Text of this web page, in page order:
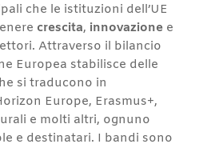
che le istituzioni dell’UE
crescita, innovazionee
Attraverso il bilancio
Europea stabilisce delle
si traducono in
Europe, Erasmus+,
e molti altri, ognuno
e destinatari. I bandi sono